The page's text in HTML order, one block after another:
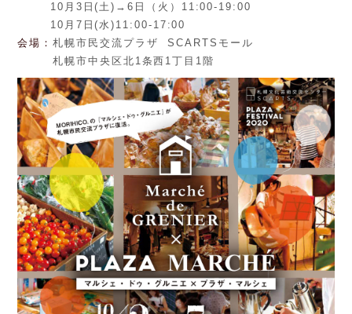
10月3日(土) →6日（火） 11:00-19:00
10月7日(水) 11:00-17:00
会場：札幌市民交流プラザSCARTSモール
札幌市中央区北1条西1丁目1階